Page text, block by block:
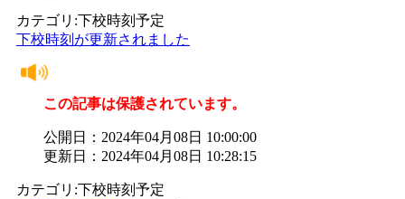
カテゴリ:下校時刻予定
下校時刻が更新されました
この記事は保護されています。
公開日：2024年04月08日 10:00:00
更新日：2024年04月08日 10:28:15
カテゴリ:下校時刻予定